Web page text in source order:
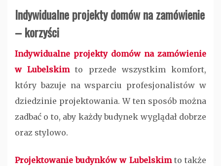
Indywidualne projekty domów na zamówienie
– korzyści
Indywidualne projekty domów na zamówienie
w Lubelskimto przede wszystkim komfort,
który bazuje na wsparciu profesjonalistów w
dziedzinie projektowania. W ten sposób można
zadbać o to, aby każdy budynek wyglądał dobrze
oraz stylowo.
Projektowanie budynków w Lubelskimto także